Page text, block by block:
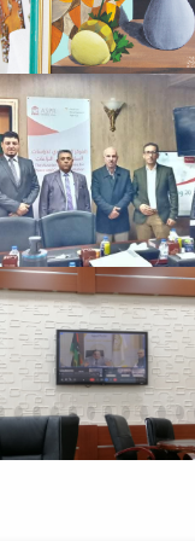
قسم السياحة
العلوم جامعة
للطلبة الجدد
حول معيار خدمة
يعقد اجتماعه